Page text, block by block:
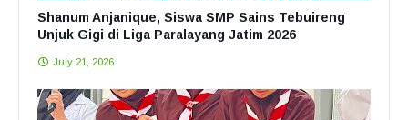
Shanum Anjanique, Siswa SMP Sains Tebuireng
Unjuk Gigi di Liga Paralayang Jatim 2026
July 21, 2026